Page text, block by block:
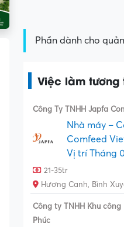
Phần dành cho
Việc làm tương
Công Ty TNHH Japfa
Nhà máy –
Comfeed
Vị trí Tháng
21-35tr
Hương Canh, Bình
Công ty TNHH Khu
Phúc